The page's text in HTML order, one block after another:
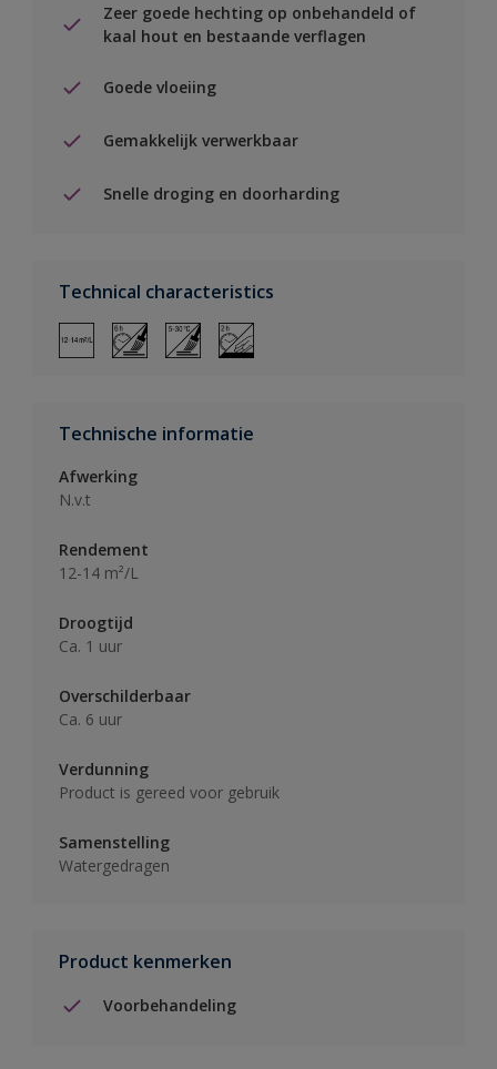
Zeer goede hechting op onbehandeld of
kaal hout en bestaande verflagen
Goede vloeiing
Gemakkelijk verwerkbaar
Snelle droging en doorharding
Technical characteristics
Technische informatie
Afwerking
N.v.t
Rendement
12-14 m²/L
Droogtijd
Ca. 1 uur
Overschilderbaar
Ca. 6 uur
Verdunning
Product is gereed voor gebruik
Samenstelling
Watergedragen
Product kenmerken
Voorbehandeling